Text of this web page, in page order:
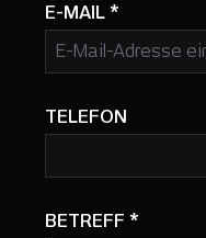
E-MAIL *
TELEFON
BETREFF *